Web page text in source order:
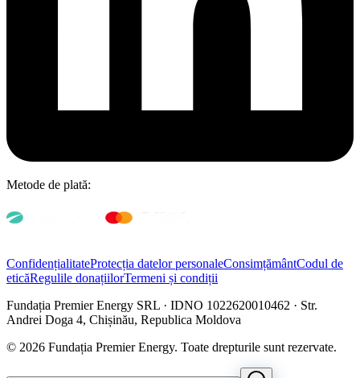
Metode de plată:
ConfidențialitateProtecția datelor personaleConsimțământCodul de
eticăRegulile donațiilorTermeni și condiții
Fundația Premier Energy SRL · IDNO 1022620010462 · Str.
Andrei Doga 4, Chișinău, Republica Moldova
© 2026 Fundația Premier Energy. Toate drepturile sunt rezervate.